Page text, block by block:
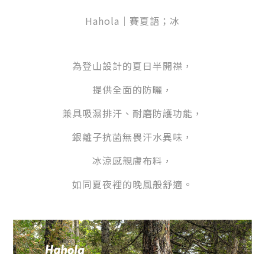
Hahola｜賽夏語；冰
為登山設計的夏日半開襟，
提供全面的防曬，
兼具吸濕排汗、耐磨防護功能，
銀離子抗菌無畏汗水異味，
冰涼感親膚布料，
如同夏夜裡的晚風般舒適。